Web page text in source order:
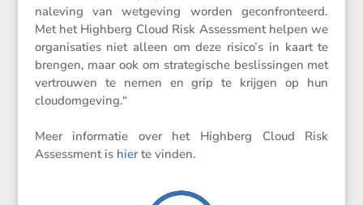
naleving van wetge­ving worden gecon­fron­teerd.
Met het Highberg Cloud Risk Assess­ment helpen we
organi­sa­ties niet alleen om deze risico’s in kaart te
brengen, maar ook om strate­gi­sche beslis­singen met
vertrouwen te nemen en grip te krijgen op hun
cloudom­ge­ving.“
Meer infor­matie over het Highberg Cloud Risk
Assess­ment is hierte vinden.